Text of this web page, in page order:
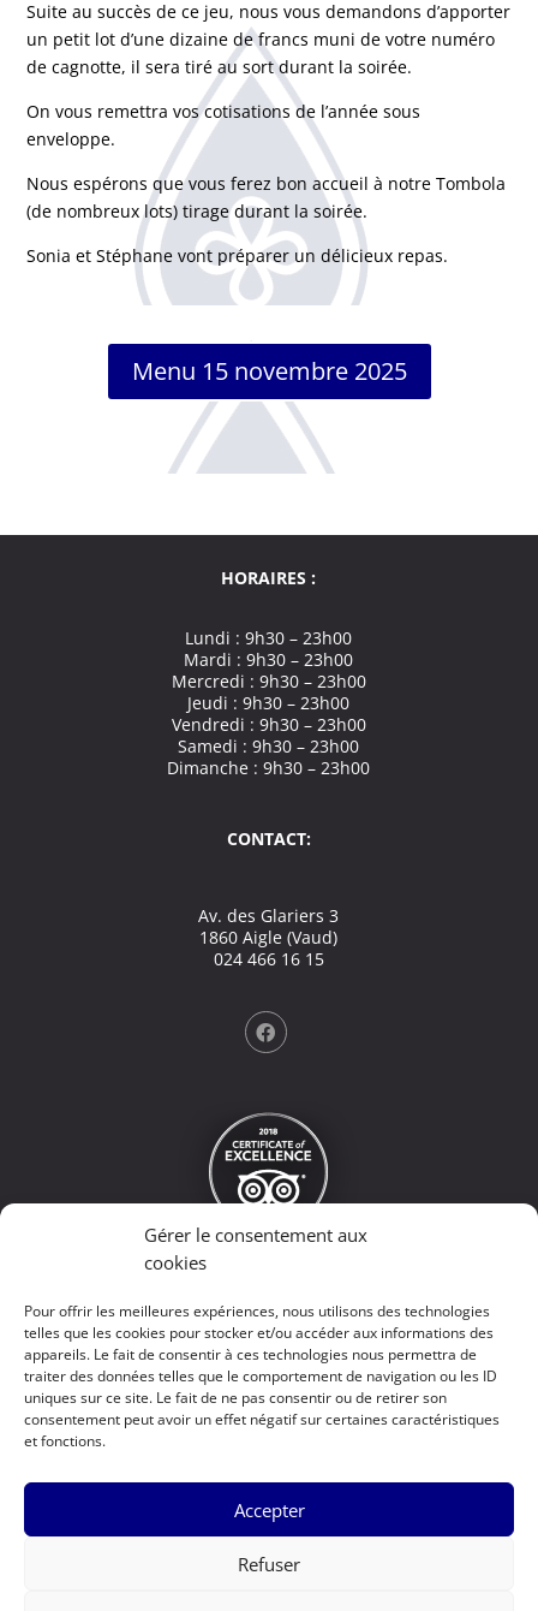
Gérer le consentement aux
cookies
Pour offrir les meilleures expériences, nous utilisons des technologies
telles que les cookies pour stocker et/ou accéder aux informations des
appareils. Le fait de consentir à ces technologies nous permettra de
traiter des données telles que le comportement de navigation ou les ID
uniques sur ce site. Le fait de ne pas consentir ou de retirer son
consentement peut avoir un effet négatif sur certaines caractéristiques
et fonctions.
Accepter
Refuser
Suite au succès de ce jeu, nous vous demandons d’apporter
un petit lot d’une dizaine de francs muni de votre numéro
de cagnotte, il sera tiré au sort durant la soirée.
On vous remettra vos cotisations de l’année sous
enveloppe.
Nous espérons que vous ferez bon accueil à notre Tombola
(de nombreux lots) tirage durant la soirée.
Sonia et Stéphane vont préparer un délicieux repas.
Menu 15 novembre 2025
HORAIRES :
Lundi : 9h30 – 23h00
Mardi : 9h30 – 23h00
Mercredi : 9h30 – 23h00
Jeudi : 9h30 – 23h00
Vendredi : 9h30 – 23h00
Samedi : 9h30 – 23h00
Dimanche : 9h30 – 23h00
CONTACT:
Av. des Glariers 3
1860 Aigle (Vaud)
024 466 16 15
PAIEMENTS ACCEPTES: